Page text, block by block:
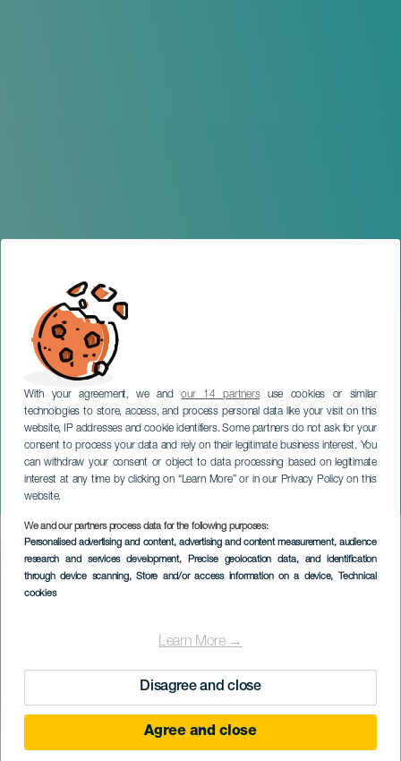
With your agreement, we andour 14 partnersuse cookies or similar
technologies to store, access, and process personal data like your visit on this
website, IP addresses and cookie identifiers. Some partners do not ask for your
consent to process your data and rely on their legitimate business interest. You
can withdraw your consent or object to data processing based on legitimate
interest at any time by clicking on “Learn More” or in our Privacy Policy on this
website.
We and our partners process data for the following purposes:
Personalised advertising and content, advertising and content measurement, audience
research and services development, Precise geolocation data, and identification
through device scanning, Store and/or access information on a device, Technical
cookies
Learn More →
Disagree and close
Agree and close
Dorantes: un flamenco al
piano
TENERIFE
Imagen
Listado